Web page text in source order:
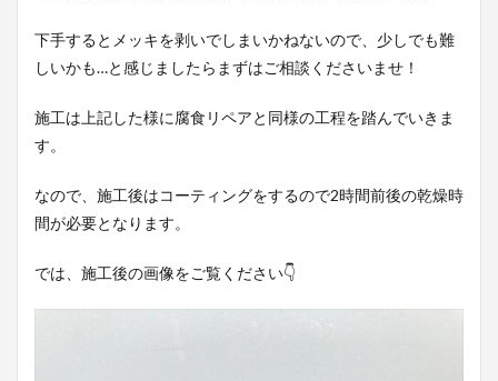
下手するとメッキを剥いでしまいかねないので、少しでも難
しいかも…と感じましたらまずはご相談くださいませ！
施工は上記した様に腐食リペアと同様の工程を踏んでいきま
す。
なので、施工後はコーティングをするので2時間前後の乾燥時
間が必要となります。
では、施工後の画像をご覧ください👇